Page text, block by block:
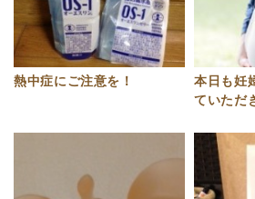
熱中症にご注意を！
本日も妊
ていただ